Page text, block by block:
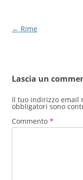
Navigazione
← Rime
Lascia un
Il tuo indirizzo email
obbligatori sono
Commento *